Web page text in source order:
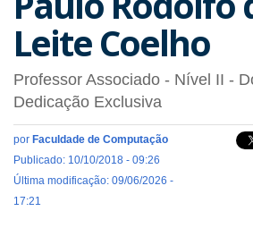
Leite Coelho
Professor Associado - Nível II -
Dedicação Exclusiva
por Faculdade de Computação
Publicado: 10/10/2018 - 09:26
Última modificação: 09/06/2026 -
17:21